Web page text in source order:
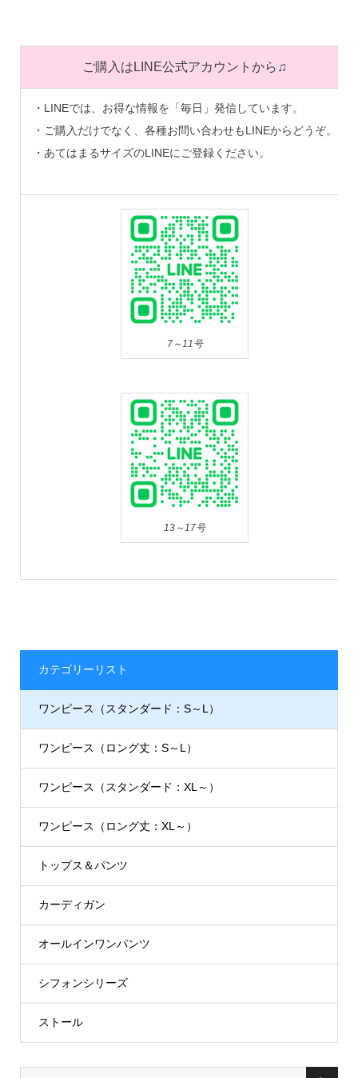
ご購入はLINE公式アカウントから♫
・LINEでは、お得な情報を「毎日」発信しています。
・ご購入だけでなく、各種お問い合わせもLINEからどうぞ。
・あてはまるサイズのLINEにご登録ください。
7～11号
13～17号
カテゴリーリスト
ワンピース（スタンダード：S～L）
ワンピース（ロング丈：S～L）
ワンピース（スタンダード：XL～）
ワンピース（ロング丈：XL～）
トップス＆パンツ
カーディガン
オールインワンパンツ
シフォンシリーズ
ストール